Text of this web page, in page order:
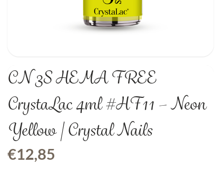
CN 3S HEMA FREE
CrystaLac 4ml #HF11 – Neon
Yellow | Crystal Nails
€12,85